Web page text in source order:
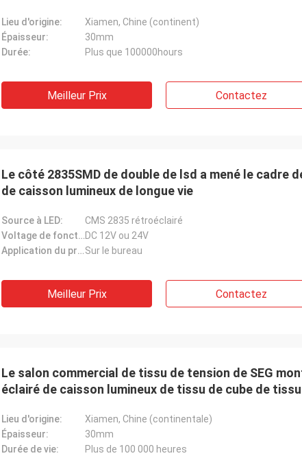
Lieu d'origine:
Xiamen, Chine (continent)
Épaisseur:
30mm
Durée:
Plus que 100000hours
Meilleur Prix Contactez
Le côté 2835SMD de double de lsd a mené le cadre
de caisson lumineux de longue vie
Source à LED:
CMS 2835 rétroéclairé
Voltage de fonctionnement:DC 12V ou 24V
Application du projet:Sur le bureau
Meilleur Prix Contactez
Le salon commercial de tissu de tension de SEG
éclairé de caisson lumineux de tissu de cube de tissu
Lieu d'origine:
Xiamen, Chine (continentale)
Épaisseur:
30mm
Durée de vie:
Plus de 100 000 heures